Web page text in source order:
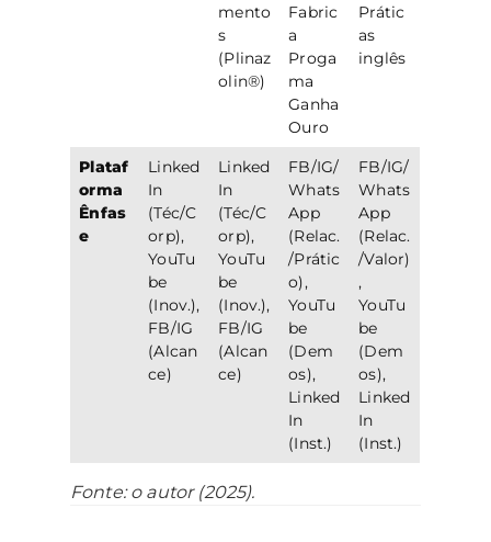
mento
s
(Plinaz
olin®)
Fabric
a
Proga
ma
Ganha
Ouro
Prátic
as
inglês
Plataf
orma
Ênfas
e
Linked
In
(Téc/C
orp),
YouTu
be
(Inov.),
FB/IG
(Alcan
ce)
Linked
In
(Téc/C
orp),
YouTu
be
(Inov.),
FB/IG
(Alcan
ce)
FB/IG/
Whats
App
(Relac.
/Prátic
o),
YouTu
be
(Dem
os),
Linked
In
(Inst.)
FB/IG/
Whats
App
(Relac.
/Valor)
,
YouTu
be
(Dem
os),
Linked
In
(Inst.)
Fonte: o autor (2025).